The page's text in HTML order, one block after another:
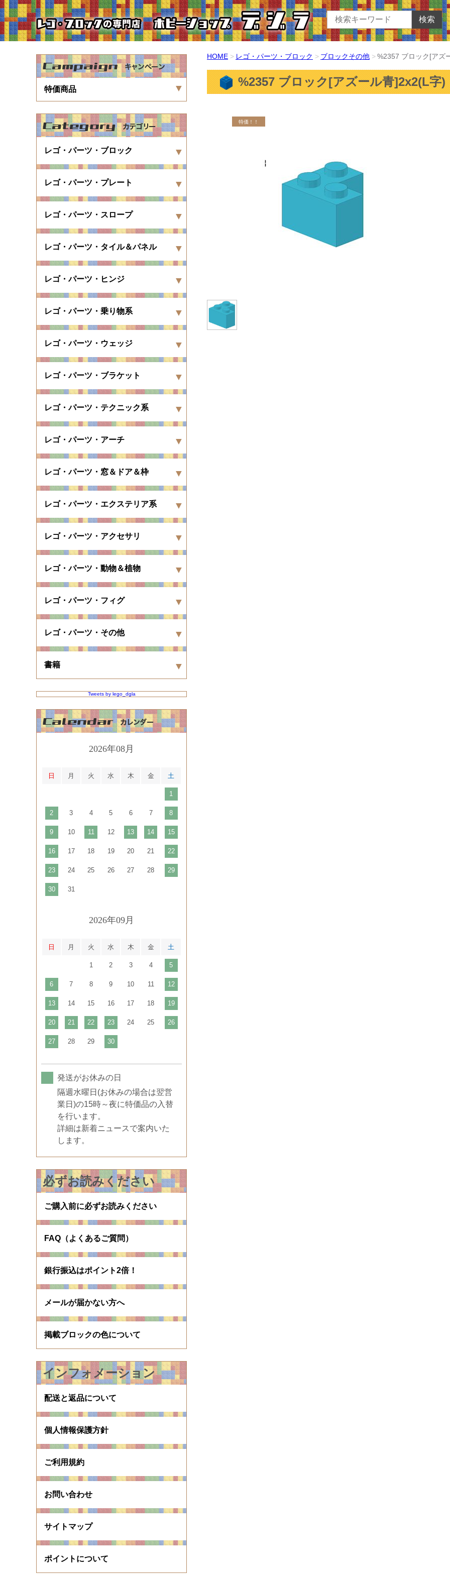
検索
HOME レゴ・パーツ・ブロック ブロックその他 %2357 ブロック[アズ
%2357 ブロック[アズール青]2x2(L字)
特価商品
レゴ・パーツ・ブロック
レゴ・パーツ・プレート
レゴ・パーツ・スロープ
レゴ・パーツ・タイル＆パネル
レゴ・パーツ・ヒンジ
レゴ・パーツ・乗り物系
レゴ・パーツ・ウェッジ
レゴ・パーツ・ブラケット
レゴ・パーツ・テクニック系
レゴ・パーツ・アーチ
レゴ・パーツ・窓＆ドア＆枠
レゴ・パーツ・エクステリア系
レゴ・パーツ・アクセサリ
レゴ・パーツ・動物＆植物
レゴ・パーツ・フィグ
レゴ・パーツ・その他
書籍
Tweets by lego_dgla
2026年08月
日 月 火 水 木 金 土
1
2 3 4 5 6 7 8
9 10 11 12 13 14 15
16 17 18 19 20 21 22
23 24 25 26 27 28 29
30 31
2026年09月
日 月 火 水 木 金 土
1 2 3 4 5
6 7 8 9 10 11 12
13 14 15 16 17 18 19
20 21 22 23 24 25 26
27 28 29 30
発送がお休みの日
隔週水曜日(お休みの場合は翌営
業日)の15時～夜に特価品の入替
を行います。
詳細は新着ニュースで案内いた
します。
必ずお読みください
ご購入前に必ずお読みください
FAQ（よくあるご質問）
銀行振込はポイント2倍！
メールが届かない方へ
掲載ブロックの色について
インフォメーション
配送と返品について
個人情報保護方針
ご利用規約
お問い合わせ
サイトマップ
ポイントについて